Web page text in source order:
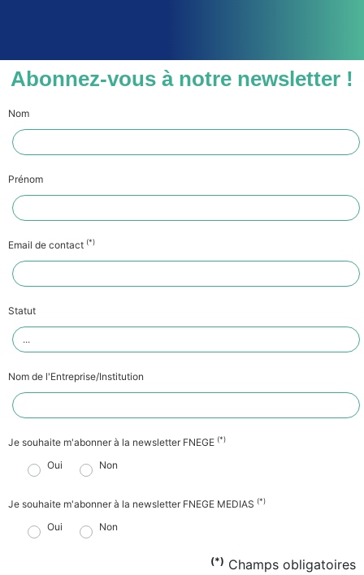
Abonnez-vous à notre newsletter !
Nom
Prénom
Email de contact (*)
Statut
Nom de l'Entreprise/Institution
Je souhaite m'abonner à la newsletter FNEGE (*)
Oui Non
Je souhaite m'abonner à la newsletter FNEGE MEDIAS (*)
Oui Non
(*) Champs obligatoires